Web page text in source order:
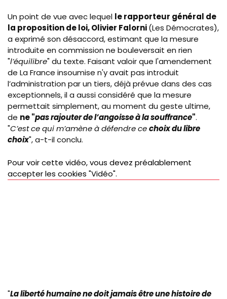
Un point de vue avec lequel le rapporteur général de
la proposition de loi, Olivier Falorni(Les Démocrates),
a exprimé son désaccord, estimant que la mesure
introduite en commission ne bouleversait en rien
"l’équilibre" du texte. Faisant valoir que l'amendement
de La France insoumise n'y avait pas introduit
l’administration par un tiers, déjà prévue dans des cas
exceptionnels, il a aussi considéré que la mesure
permettait simplement, au moment du geste ultime,
de ne "pas rajouter de l’angoisse à la souffrance".
"C’est ce qui m’amène à défendre cechoix du libre
choix", a-t-il conclu.
Pour voir cette vidéo, vous devez préalablement
accepter les cookies "Vidéo".
"La liberté humaine ne doit jamais être une histoire de